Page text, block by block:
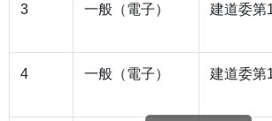
3 一般（電子） 建道委第
4 一般（電子） 建道委第